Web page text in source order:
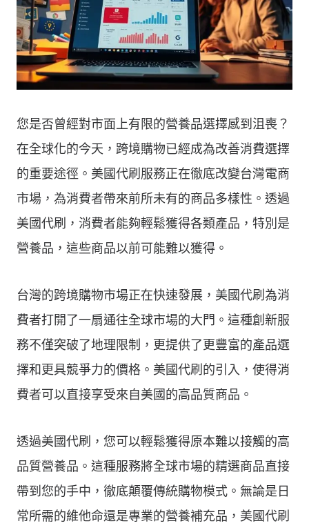
您是否曾經對市面上有限的營養品選擇感到沮喪？
在全球化的今天，跨境購物已經成為改善消費選擇
的重要途徑。美國代刷服務正在徹底改變台灣電商
市場，為消費者帶來前所未有的商品多樣性。透過
美國代刷，消費者能夠輕鬆獲得各類產品，特別是
營養品，這些商品以前可能難以獲得。
台灣的跨境購物市場正在快速發展，美國代刷為消
費者打開了一扇通往全球市場的大門。這種創新服
務不僅突破了地理限制，更提供了更豐富的產品選
擇和更具競爭力的價格。美國代刷的引入，使得消
費者可以直接享受來自美國的高品質商品。
透過美國代刷，您可以輕鬆獲得原本難以接觸的高
品質營養品。這種服務將全球市場的精選商品直接
帶到您的手中，徹底顛覆傳統購物模式。無論是日
常所需的維他命還是專業的營養補充品，美國代刷